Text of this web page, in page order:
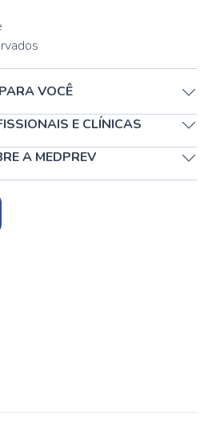
PARA VOCÊ
E CLÍNICAS
A MEDPREV